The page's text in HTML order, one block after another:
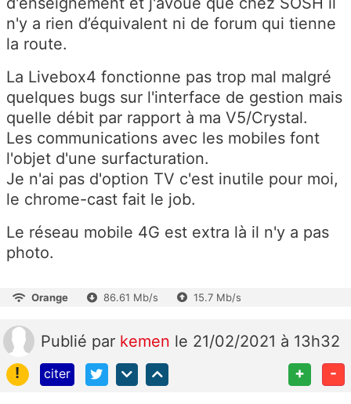
n'y a rien d’équivalent ni de forum qui tienne
la route.
La Livebox4 fonctionne pas trop mal malgré
quelques bugs sur l'interface de gestion mais
quelle débit par rapport à ma V5/Crystal.
Les communications avec les mobiles font
l'objet d'une surfacturation.
Je n'ai pas d'option TV c'est inutile pour moi,
le chrome-cast fait le job.
Le réseau mobile 4G est extra là il n'y a pas
photo.
Orange 86.61 Mb/s 15.7 Mb/s
Publié par kemen le 21/02/2021 à 13h32
!
citer + -